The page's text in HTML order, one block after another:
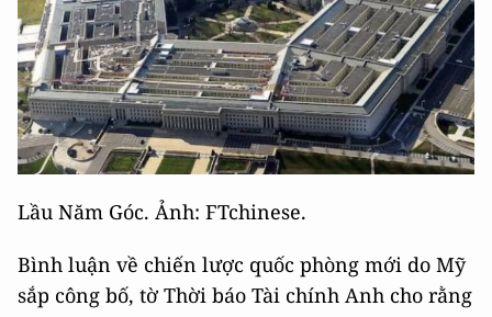
Lầu Năm Góc. Ảnh: FTchinese.
Bình luận về chiến lược quốc phòng mới do Mỹ
sắp công bố, tờ Thời báo Tài chính Anh cho rằng